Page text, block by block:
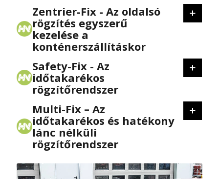
Zentrier-Fix - Az oldalsó
rögzítés egyszerű
kezelése a
konténerszállításkor
Safety-Fix - Az
időtakarékos
rögzítőrendszer
Multi-Fix – Az
időtakarékos és hatékony
lánc nélküli
rögzítőrendszer